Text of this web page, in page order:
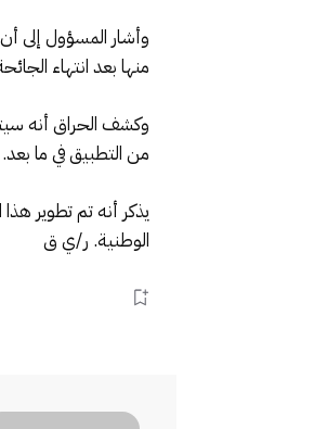
وأشار المسؤول إلى
منها بعد انتهاء
وكشف الحراق أنه
من التطبيق في ما بعد.
يذكر أنه تم تطوير
الوطنية. ر/ي ق